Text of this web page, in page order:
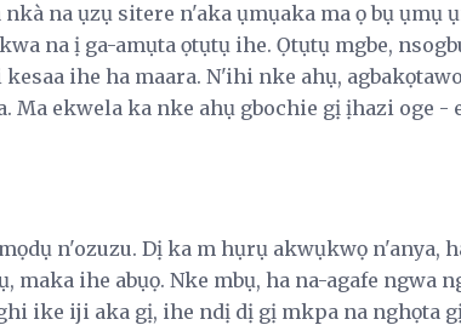
na ụzụ sitere n'aka ụmụaka ma ọ bụ ụmụ
na ị ga-amụta ọtụtụ ihe. Ọtụtụ mgbe,
ihe ha maara. N'ihi nke ahụ,
Ma ekwela ka nke ahụ gbochie gị ịhazi oge -
n'ozuzu. Dị ka m hụrụ akwụkwọ n'anya,
maka ihe abụọ. Nke mbụ, ha na-agafe ngwa
ike iji aka gị, ihe ndị dị gị mkpa na nghọta